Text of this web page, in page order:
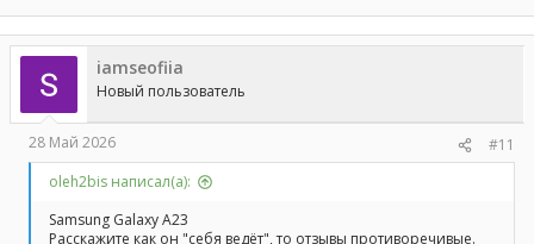
iamseofiia
Новый пользователь
28 Май 2026
#11
oleh2bis написал(а):
Samsung Galaxy A23
Расскажите как он "себя ведёт", то отзывы противоречивые.